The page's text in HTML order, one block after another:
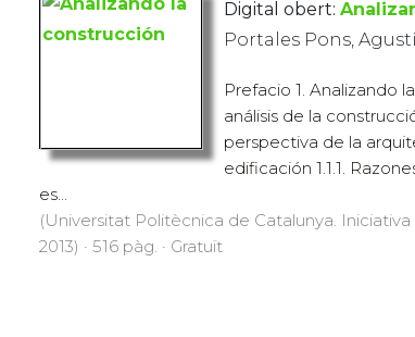
Digital obert:
Portales Pons,
Prefacio 1. Analizando
análisis de la
perspectiva de la
edificación 1.1.1.
es...
(Universitat Politècnica de Catalunya.
2013) · 516 pàg. · Gratuït